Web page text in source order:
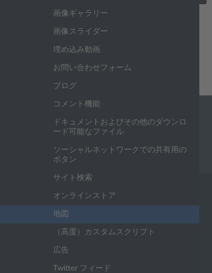
画像ギャラリー
画像スライダー
埋め込み動画
お問い合わせフォーム
ブログ
コメント機能
ドキュメントおよびその他のダウンロ
ード可能なファイル
ソーシャルネットワークでの共有用の
ボタン
サイト検索
オンラインストア
地図
（高度）カスタムスクリプト
広告
Twitter フィード